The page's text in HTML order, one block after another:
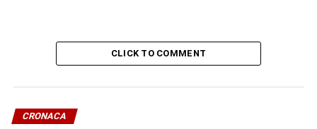
CLICK TO COMMENT
CRONACA